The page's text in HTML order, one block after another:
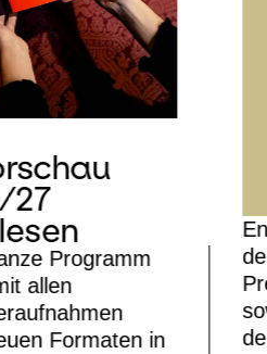
27
Programm
allen
Formaten in